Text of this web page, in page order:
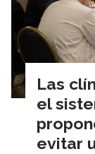
Las
el
evitar